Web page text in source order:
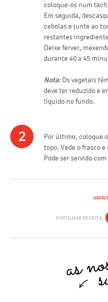
coloque-os num
Em seguida,
cebolas e junte ao
restantes
Deixe ferver,
durante 40 a 45
Nota:Os vegetais
deve ter reduzido e
líquido no fundo.
2
Por último, coloque
topo. Vede o frasco
Pode ser servido
PARTILHAR RECEITA: